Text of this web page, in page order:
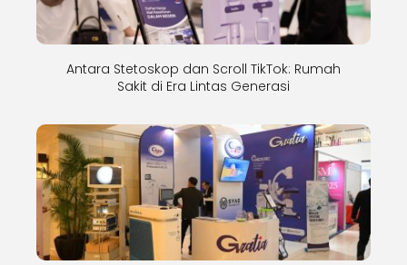
Antara Stetoskop dan Scroll TikTok: Rumah
Sakit di Era Lintas Generasi